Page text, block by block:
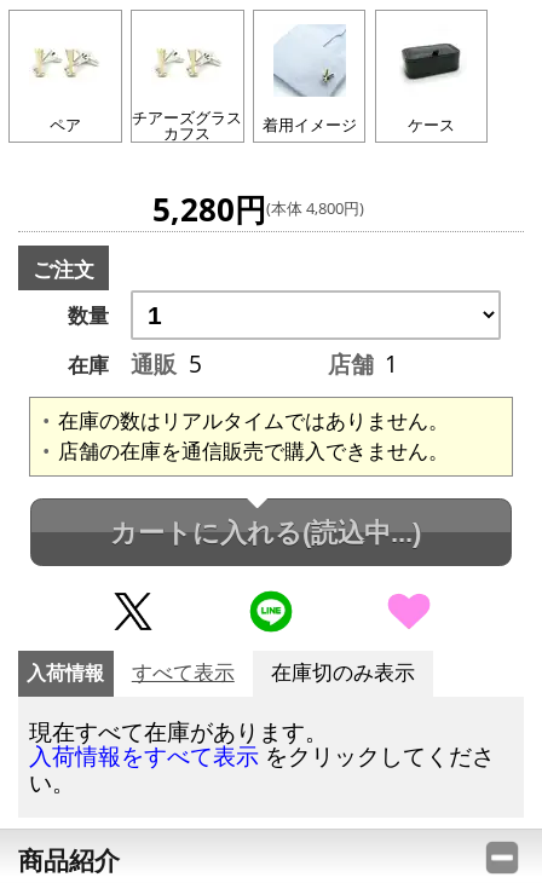
ペア チアーズグラス
カフス 着用イメージ ケース
5,280円(本体 4,800円)
ご注文
数量
在庫
通販 5 店舗 1
在庫の数はリアルタイムではありません。
店舗の在庫を通信販売で購入できません。
カートに入れる(読込中...)
入荷情報 すべて表示 在庫切のみ表示
現在すべて在庫があります。
入荷情報をすべて表示 をクリックしてくださ
い。
商品紹介